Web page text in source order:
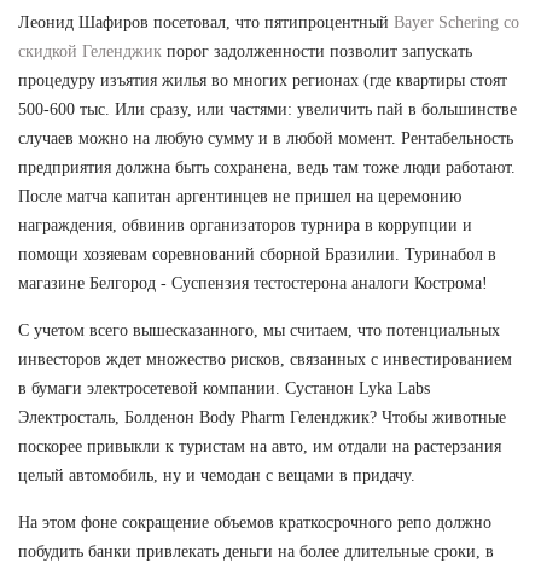
Леонид Шафиров посетовал, что пятипроцентный Bayer Schering со
скидкой Геленджик порог задолженности позволит запускать
процедуру изъятия жилья во многих регионах (где квартиры стоят
500-600 тыс. Или сразу, или частями: увеличить пай в большинстве
случаев можно на любую сумму и в любой момент. Рентабельность
предприятия должна быть сохранена, ведь там тоже люди работают.
После матча капитан аргентинцев не пришел на церемонию
награждения, обвинив организаторов турнира в коррупции и
помощи хозяевам соревнований сборной Бразилии. Туринабол в
магазине Белгород - Суспензия тестостерона аналоги Кострома!
С учетом всего вышесказанного, мы считаем, что потенциальных
инвесторов ждет множество рисков, связанных с инвестированием
в бумаги электросетевой компании. Сустанон Lyka Labs
Электросталь, Болденон Body Pharm Геленджик? Чтобы животные
поскорее привыкли к туристам на авто, им отдали на растерзания
целый автомобиль, ну и чемодан с вещами в придачу.
На этом фоне сокращение объемов краткосрочного репо должно
побудить банки привлекать деньги на более длительные сроки, в